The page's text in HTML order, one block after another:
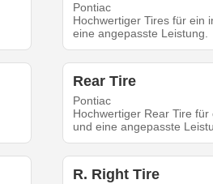
Pontiac
Hochwertiger Tires für ein
eine angepasste Leistung.
Rear Tire
Pontiac
Hochwertiger Rear Tire
und eine angepasste
R. Right Tire